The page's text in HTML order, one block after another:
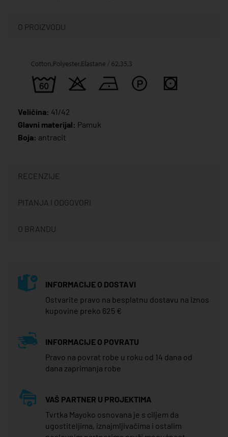
O PROIZVODU
Veličina: 41/42
Glavni materijal: Pamuk
Boja: antracit
RECENZIJE
PITANJA I ODGOVORI
O BRANDU
INFORMACIJE O DOSTAVI
Ostvarite pravo na besplatnu dostavu na iznos
kupovine preko 625 €
INFORMACIJE O POVRATU
Pravo na povrat robe u roku od 14 dana od
dana zaprimanja robe
VAŠ PARTNER U PROJEKTIMA
Tvrtka Mayoko osnovana je s ciljem da
ugostiteljima, iznajmljivačima i ostalim